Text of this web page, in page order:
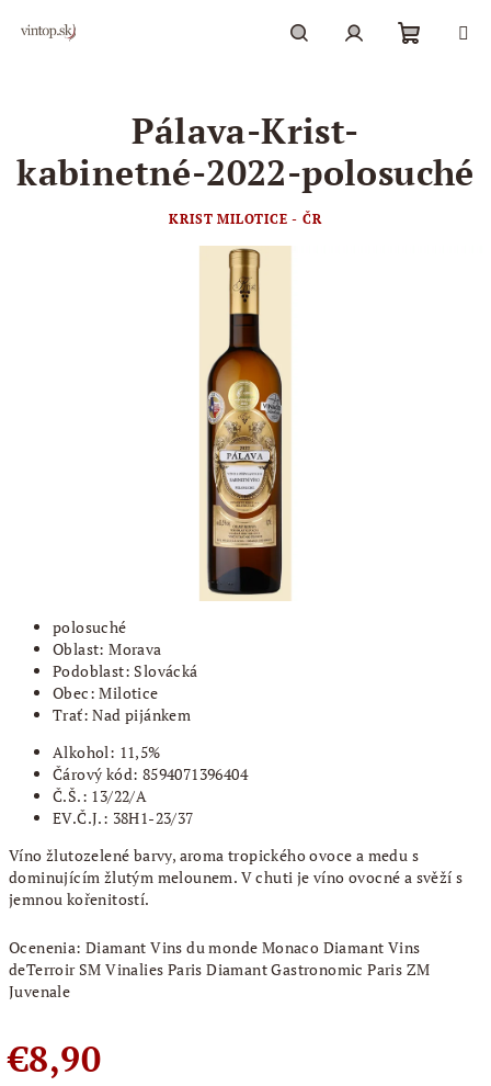
polosuché
Oblast: Morava
Podoblast: Slovácká
Obec: Milotice
Trať: Nad pijánkem
Alkohol: 11,5%
Čárový kód: 8594071396404
Č.Š.: 13/22/A
EV.Č.J.: 38H1-23/37
Víno žlutozelené barvy, aroma tropického ovoce a medu s
dominujícím žlutým melounem. V chuti je víno ovocné a svěží s
jemnou kořenitostí.
Ocenenia: Diamant Vins du monde Monaco Diamant Vins
deTerroir SM Vinalies Paris Diamant Gastronomic Paris ZM
Juvenale
€8,90
Pálava-Krist-
kabinetné-2022-polosuché
KRIST MILOTICE - ČR